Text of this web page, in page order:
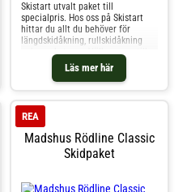
Läs mer här
Skistart utvalt paket till
specialpris. Hos oss på Skistart
hittar du allt du behöver för
längdskidåkning, rullskidåkning
och mycket mer. Välkommen till
Madshus Rödline Classic
Skidpaket
REA